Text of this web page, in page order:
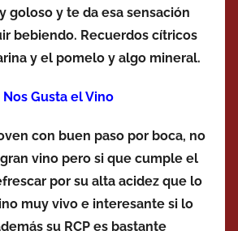
goloso y te da esa sensación
bebiendo. Recuerdos cítricos
y el pomelo y algo mineral.
Gusta el Vino
con buen paso por boca, no
vino pero si que cumple el
por su alta acidez que lo
muy vivo e interesante si lo
su RCP es bastante